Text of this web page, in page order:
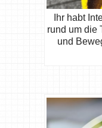
Ihr habt
rund um die
und